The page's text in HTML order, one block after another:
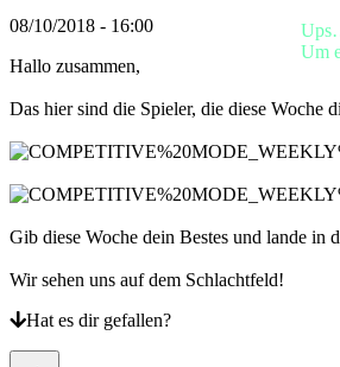
FI
FR
HR
IT
JA
KO
NL
NO
PL
PT
RO
RU
SR
SV
TH
TR
08/10/2018 - 16:00
Hallo zusammen,
Das hier sind die Spieler, die diese Woche
Gib diese Woche dein Bestes und lande in
Wir sehen uns auf dem Schlachtfeld!
Hat es dir gefallen?
Um